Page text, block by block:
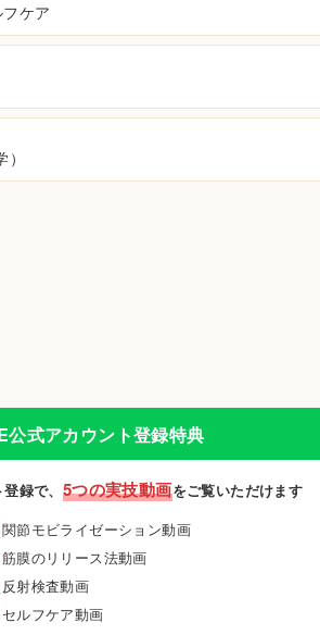
ケア
公式アカウント登録特典
録で、 5つの実技動画をご覧いただけます
関節モビライゼーション動画
筋膜のリリース法動画
反射検査動画
セルフケア動画